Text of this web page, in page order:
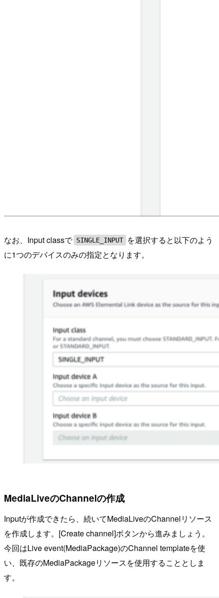
なお、Input classで SINGLE_INPUT
を選択すると以下のよう
に1つのデバイスのみの指定となります。
MediaLiveのChannelの作成
Inputが作成できたら、続いてMediaLiveのChannelリソース
を作成します。[Create channel]ボタンから進みましょう。
今回はLive event(MediaPackage)のChannel templateを使
い、既存のMediaPackageリソースを使用することとしま
す。